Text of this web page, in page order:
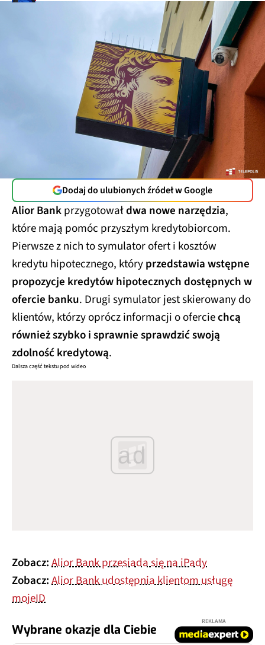
Dodaj do ulubionych źródeł w Google
Alior Bankprzygotowałdwa nowe narzędzia,
które mają pomóc przyszłym kredytobiorcom.
Pierwsze z nich to symulator ofert i kosztów
kredytu hipotecznego, któryprzedstawia wstępne
propozycje kredytów hipotecznych dostępnych w
ofercie banku. Drugi symulator jest skierowany do
klientów, którzy oprócz informacji o oferciechcą
również szybko i sprawnie sprawdzić swoją
zdolność kredytową.
Dalsza część tekstu pod wideo
ad
Zobacz:Alior Bank przesiada się na iPady
Zobacz:Alior Bank udostępnia klientom usługę
mojeID
Wybrane okazje dla Ciebie
REKLAMA